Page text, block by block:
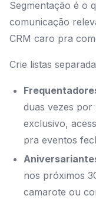
Segmentação é o
comunicação
CRM caro pra
Crie listas
duas vezes por
exclusivo,
pra eventos
nos próximos
camarote ou